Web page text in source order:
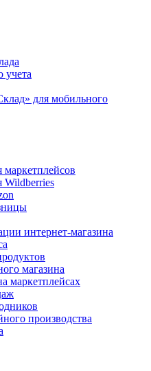
учета
для мобильного
маркетплейсов
Wildberries
интернет-магазина
магазина
маркетплейсах
производства